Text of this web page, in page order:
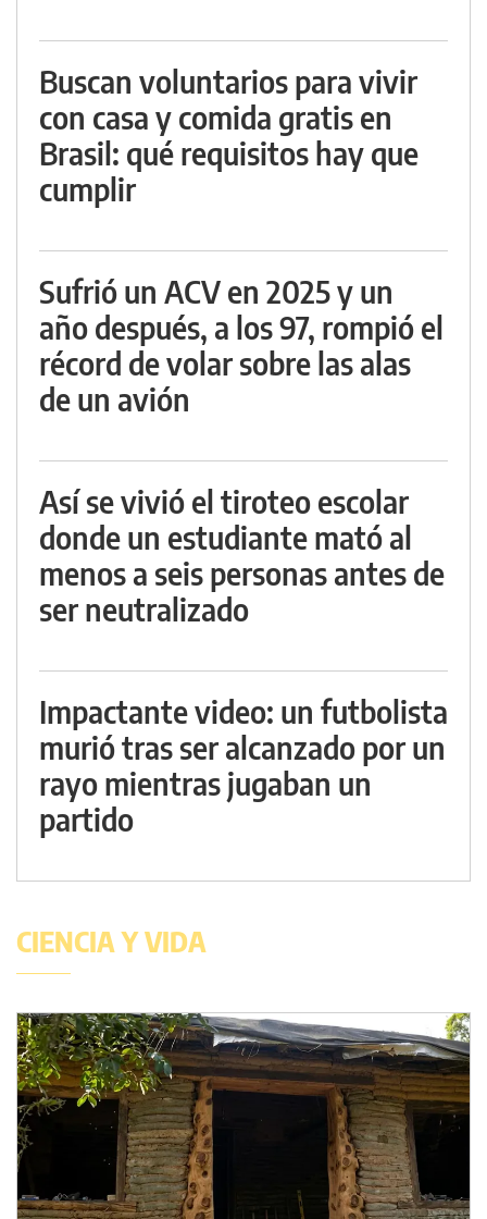
Buscan voluntarios para vivir
con casa y comida gratis en
Brasil: qué requisitos hay que
cumplir
Sufrió un ACV en 2025 y un
año después, a los 97, rompió el
récord de volar sobre las alas
de un avión
Así se vivió el tiroteo escolar
donde un estudiante mató al
menos a seis personas antes de
ser neutralizado
Impactante video: un futbolista
murió tras ser alcanzado por un
rayo mientras jugaban un
partido
CIENCIA Y VIDA